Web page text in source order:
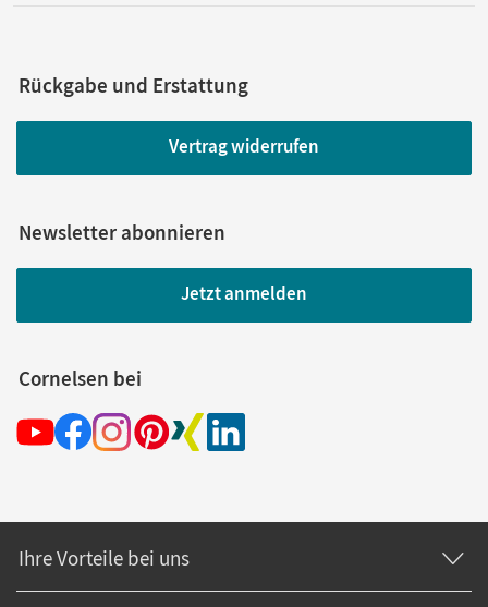
Rückgabe und Erstattung
Vertrag widerrufen
Newsletter abonnieren
Jetzt anmelden
Cornelsen bei
Ihre Vorteile bei uns